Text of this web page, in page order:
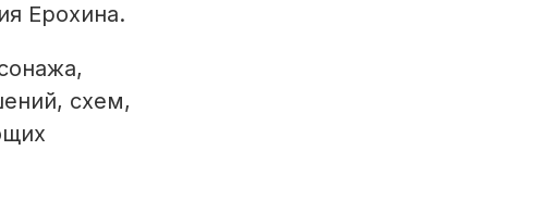
Ерохина.
схем,